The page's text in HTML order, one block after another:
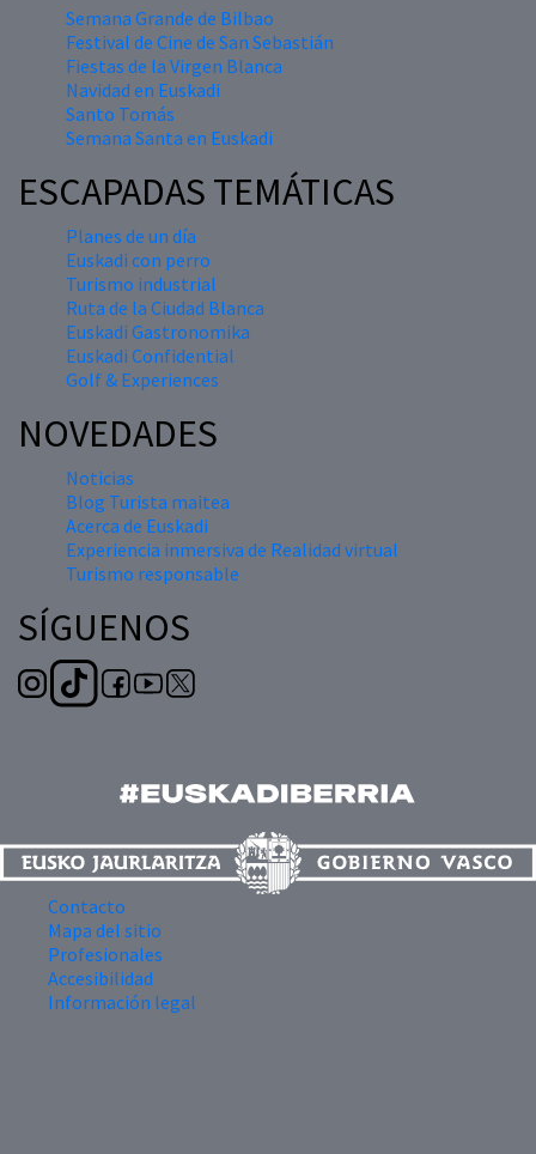
Semana Grande de Bilbao
Festival de Cine de San Sebastián
Fiestas de la Virgen Blanca
Navidad en Euskadi
Santo Tomás
Semana Santa en Euskadi
ESCAPADAS TEMÁTICAS
Planes de un día
Euskadi con perro
Turismo industrial
Ruta de la Ciudad Blanca
Euskadi Gastronomika
Euskadi Confidential
Golf & Experiences
NOVEDADES
Noticias
Blog Turista maitea
Acerca de Euskadi
Experiencia inmersiva de Realidad virtual
Turismo responsable
SÍGUENOS
Contacto
Mapa del sitio
Profesionales
Accesibilidad
Información legal